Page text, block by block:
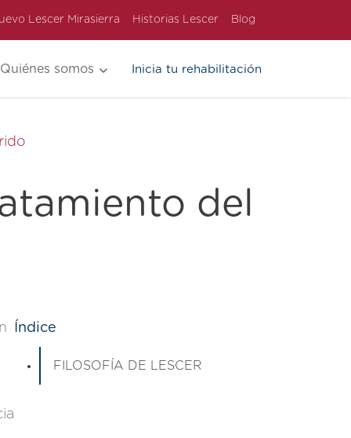
Lescer Mirasierra Historias Lescer Blog
Quiénes somos Inicia tu rehabilitación
del
Índice
FILOSOFÍA DE LESCER